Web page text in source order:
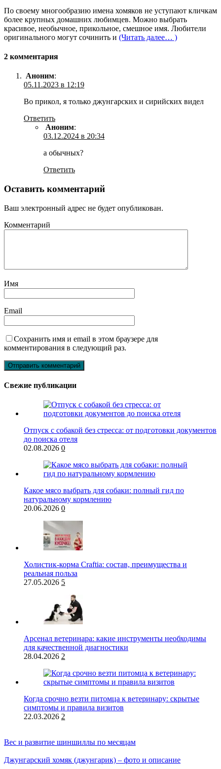
По своему многообразию имена хомяков не уступают кличкам
более крупных домашних любимцев. Можно выбрать
красивое, необычное, прикольное, смешное имя. Любители
оригинального могут сочинить и (Читать далее… )
2 комментария
Аноним:
05.11.2023 в 12:19
Во прикол, я только джунгарских и сирийских видел
Ответить
Аноним:
03.12.2024 в 20:34
а обычных?
Ответить
Оставить комментарий
Ваш электронный адрес не будет опубликован.
Комментарий
Имя
Email
Сохранить имя и email в этом браузере для
комментирования в следующий раз.
Свежие публикации
Отпуск с собакой без стресса: от подготовки документов
до поиска отеля
02.08.2026 0
Какое мясо выбрать для собаки: полный гид по
натуральному кормлению
20.06.2026 0
Холистик-корма Craftia: состав, преимущества и
реальная польза
27.05.2026 5
Арсенал ветеринара: какие инструменты необходимы
для качественной диагностики
28.04.2026 2
Когда срочно везти питомца к ветеринару: скрытые
симптомы и правила визитов
22.03.2026 2
Вес и развитие шиншиллы по месяцам
Джунгарский хомяк (джунгарик) – фото и описание